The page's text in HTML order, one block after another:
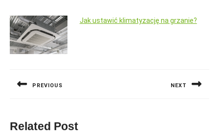
Jak ustawić klimatyzację na grzanie?
PREVIOUS NEXT
Related Post